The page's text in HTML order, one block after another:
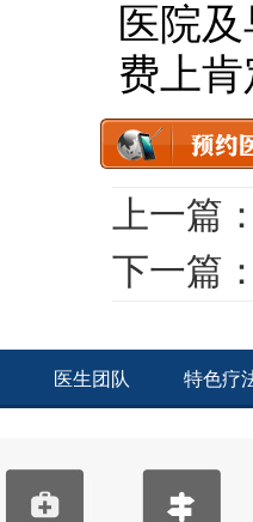
医院
费上
上一篇
下一篇
医生团队 特色疗